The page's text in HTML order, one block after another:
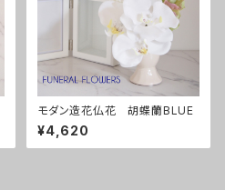
モダン造花仏花 胡蝶蘭BLUE
¥4,620